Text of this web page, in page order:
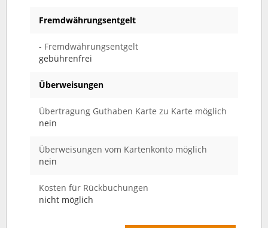
Fremdwährungsentgelt
- Fremdwährungsentgelt
gebührenfrei
Überweisungen
Übertragung Guthaben Karte zu Karte möglich
nein
Überweisungen vom Kartenkonto möglich
nein
Kosten für Rückbuchungen
nicht möglich